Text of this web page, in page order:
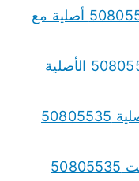
قطع غيار دومي Domi الكويت 50805535 أصلية مع
قطع غيار جيلي Geely الكويت 50805535 الأصلية
قطع غيار جيتور Jetour بالكويت أصلية 50805535
قطع غيار بايك BAIC الأصلية بالكويت 50805535